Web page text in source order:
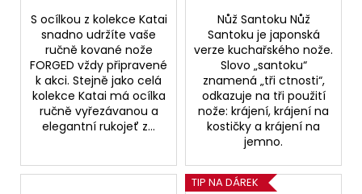
S ocílkou z kolekce Katai
snadno udržíte vaše
ručně kované nože
FORGED vždy připravené
k akci. Stejně jako celá
kolekce Katai má ocílka
ručně vyřezávanou a
elegantní rukojeť z...
Nůž Santoku Nůž
Santoku je japonská
verze kuchařského nože.
Slovo „santoku“
znamená „tři ctnosti“,
odkazuje na tři použití
nože: krájení, krájení na
kostičky a krájení na
jemno.
TIP NA DÁREK